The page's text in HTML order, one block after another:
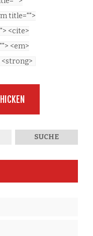
title="">
<cite>
<em>
<strong>